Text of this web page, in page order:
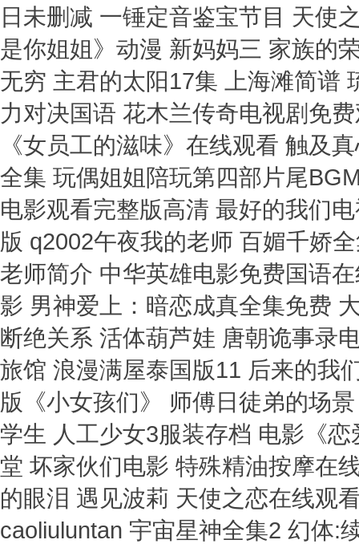
日未删减 一锤定音鉴宝节目 天使
是你姐姐》动漫 新妈妈三 家族的
无穷 主君的太阳17集 上海滩简谱
力对决国语 花木兰传奇电视剧免
《女员工的滋味》在线观看 触及
全集 玩偶姐姐陪玩第四部片尾
电影观看完整版高清 最好的我们
版 q2002午夜我的老师 百媚千娇
老师简介 中华英雄电影免费国语
影 男神爱上：暗恋成真全集免费
断绝关系 活体葫芦娃 唐朝诡事录
旅馆 浪漫满屋泰国版11 后来的我
版《小女孩们》 师傅日徒弟的场
学生 人工少女3服装存档 电影《
堂 坏家伙们电影 特殊精油按摩在
的眼泪 遇见波莉 天使之恋在线观
caoliuluntan 宇宙星神全集2 幻体: